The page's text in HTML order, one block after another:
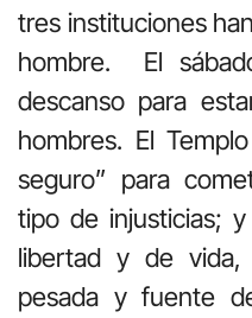
tres instituciones
hombre. El
descanso para
hombres. El
seguro” para
tipo de injusticias;
libertad y de
pesada y fuente